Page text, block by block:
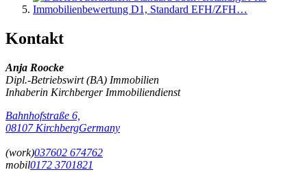
Kontakt
Anja Roocke
Dipl.-Betriebswirt (BA) Immobilien
Inhaberin Kirchberger Immobiliendienst
Bahnhofstraße 6,
08107 KirchbergGermany
(work)037602 674762
mobil0172 3701821